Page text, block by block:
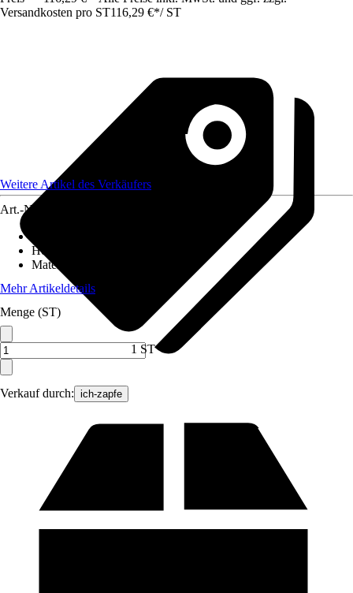
Versandkosten pro ST116,29 €*/ ST
Verkauf durch: ich-zapfe
Weitere Artikel des Verkäufers
Art.-Nr.
Höhe
Material
Mehr Artikeldetails
Menge (ST)
1 ST